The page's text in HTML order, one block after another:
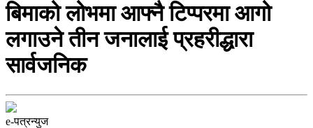
बिमाको लोभमा आफ्नै टिप्परमा आगो
लगाउने तीन जनालाई प्रहरीद्धारा
सार्वजनिक
e-पत्रन्युज